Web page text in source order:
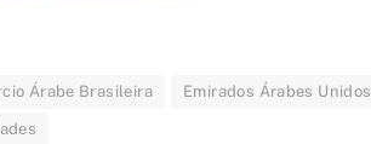
Árabe Brasileira Emirados Árabes Unidos